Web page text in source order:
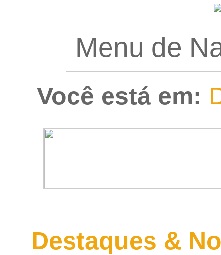
Você está em:
Destaques &